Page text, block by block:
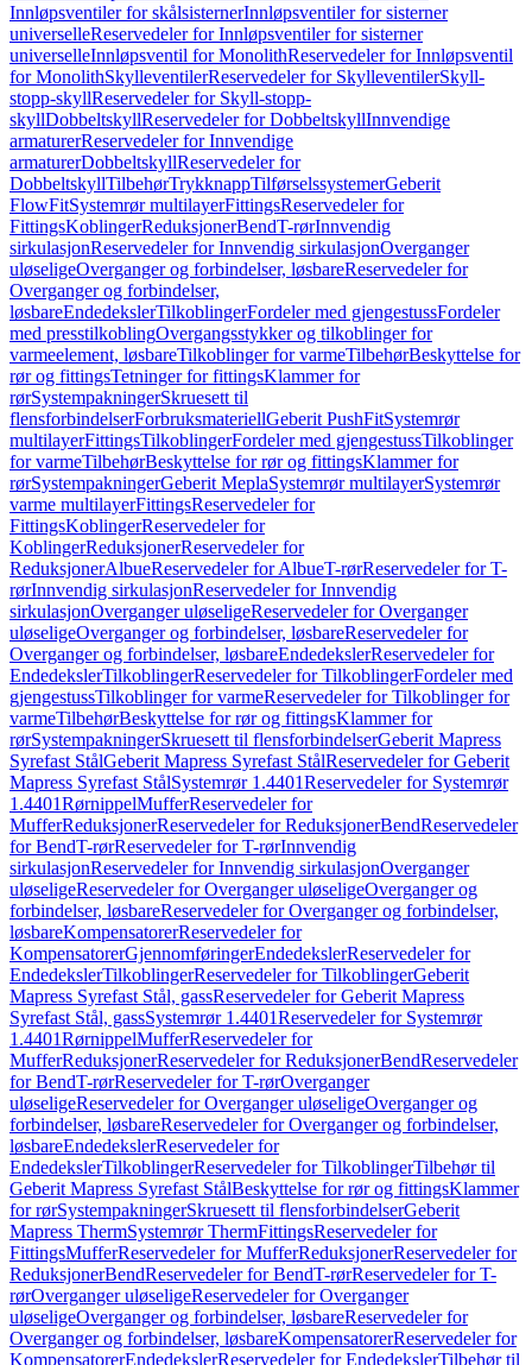
Innløpsventiler for skålsisternerInnløpsventiler for sisterner
universelleReservedeler for Innløpsventiler for sisterner
universelleInnløpsventil for MonolithReservedeler for Innløpsventil
for MonolithSkylleventilerReservedeler for SkylleventilerSkyll-
stopp-skyllReservedeler for Skyll-stopp-
skyllDobbeltskyllReservedeler for DobbeltskyllInnvendige
armaturerReservedeler for Innvendige
armaturerDobbeltskyllReservedeler for
DobbeltskyllTilbehørTrykknappTilførselssystemerGeberit
FlowFitSystemrør multilayerFittingsReservedeler for
FittingsKoblingerReduksjonerBendT-rørInnvendig
sirkulasjonReservedeler for Innvendig sirkulasjonOverganger
uløseligeOverganger og forbindelser, løsbareReservedeler for
Overganger og forbindelser,
løsbareEndedekslerTilkoblingerFordeler med gjengestussFordeler
med presstilkoblingOvergangsstykker og tilkoblinger for
varmeelement, løsbareTilkoblinger for varmeTilbehørBeskyttelse for
rør og fittingsTetninger for fittingsKlammer for
rørSystempakningerSkruesett til
flensforbindelserForbruksmateriellGeberit PushFitSystemrør
multilayerFittingsTilkoblingerFordeler med gjengestussTilkoblinger
for varmeTilbehørBeskyttelse for rør og fittingsKlammer for
rørSystempakningerGeberit MeplaSystemrør multilayerSystemrør
varme multilayerFittingsReservedeler for
FittingsKoblingerReservedeler for
KoblingerReduksjonerReservedeler for
ReduksjonerAlbueReservedeler for AlbueT-rørReservedeler for T-
rørInnvendig sirkulasjonReservedeler for Innvendig
sirkulasjonOverganger uløseligeReservedeler for Overganger
uløseligeOverganger og forbindelser, løsbareReservedeler for
Overganger og forbindelser, løsbareEndedekslerReservedeler for
EndedekslerTilkoblingerReservedeler for TilkoblingerFordeler med
gjengestussTilkoblinger for varmeReservedeler for Tilkoblinger for
varmeTilbehørBeskyttelse for rør og fittingsKlammer for
rørSystempakningerSkruesett til flensforbindelserGeberit Mapress
Syrefast StålGeberit Mapress Syrefast StålReservedeler for Geberit
Mapress Syrefast StålSystemrør 1.4401Reservedeler for Systemrør
1.4401RørnippelMufferReservedeler for
MufferReduksjonerReservedeler for ReduksjonerBendReservedeler
for BendT-rørReservedeler for T-rørInnvendig
sirkulasjonReservedeler for Innvendig sirkulasjonOverganger
uløseligeReservedeler for Overganger uløseligeOverganger og
forbindelser, løsbareReservedeler for Overganger og forbindelser,
løsbareKompensatorerReservedeler for
KompensatorerGjennomføringerEndedekslerReservedeler for
EndedekslerTilkoblingerReservedeler for TilkoblingerGeberit
Mapress Syrefast Stål, gassReservedeler for Geberit Mapress
Syrefast Stål, gassSystemrør 1.4401Reservedeler for Systemrør
1.4401RørnippelMufferReservedeler for
MufferReduksjonerReservedeler for ReduksjonerBendReservedeler
for BendT-rørReservedeler for T-rørOverganger
uløseligeReservedeler for Overganger uløseligeOverganger og
forbindelser, løsbareReservedeler for Overganger og forbindelser,
løsbareEndedekslerReservedeler for
EndedekslerTilkoblingerReservedeler for TilkoblingerTilbehør til
Geberit Mapress Syrefast StålBeskyttelse for rør og fittingsKlammer
for rørSystempakningerSkruesett til flensforbindelserGeberit
Mapress ThermSystemrør ThermFittingsReservedeler for
FittingsMufferReservedeler for MufferReduksjonerReservedeler for
ReduksjonerBendReservedeler for BendT-rørReservedeler for T-
rørOverganger uløseligeReservedeler for Overganger
uløseligeOverganger og forbindelser, løsbareReservedeler for
Overganger og forbindelser, løsbareKompensatorerReservedeler for
KompensatorerEndedekslerReservedeler for EndedekslerTilbehør til